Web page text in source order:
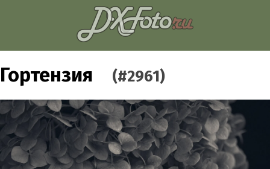
Гортензия (#2961)